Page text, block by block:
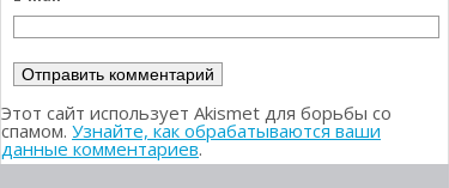
Этот сайт использует Akismet для борьбы со
спамом. Узнайте, как обрабатываются ваши
данные комментариев.